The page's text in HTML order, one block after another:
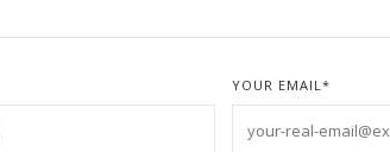
YOUR EMAIL *